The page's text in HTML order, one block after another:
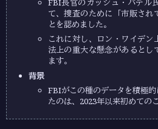
FBI長官のカッシュ・パテル
て、捜査のために「市販され
とを認めました。
これに対し、ロン・ワイデ
法上の重大な懸念があると
ます。
背景
FBIがこの種のデータを積極
たのは、2023年以来初めての